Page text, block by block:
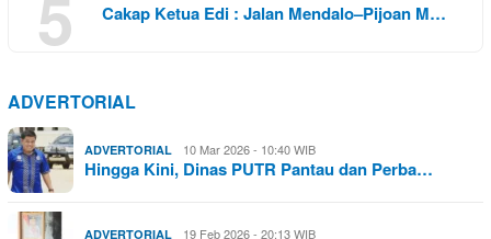
Cakap Ketua Edi : Jalan Mendalo–Pijoan M…
ADVERTORIAL
ADVERTORIAL 10 Mar 2026 - 10:40 WIB
Hingga Kini, Dinas PUTR Pantau dan Perba…
ADVERTORIAL 19 Feb 2026 - 20:13 WIB